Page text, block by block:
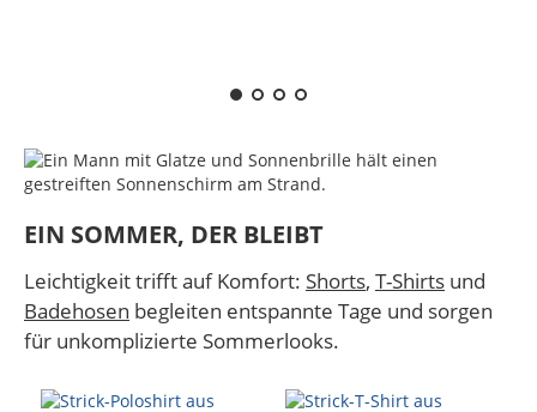
EIN SOMMER, DER BLEIBT
Leichtigkeit trifft auf Komfort: Shorts, T-Shirts und
Badehosen begleiten entspannte Tage und sorgen
für unkomplizierte Sommerlooks.